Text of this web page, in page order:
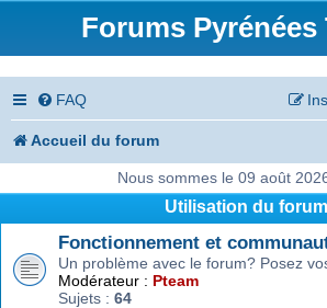
Forums Pyrénées
FAQ
Accueil du forum
Nous sommes le 09 août
Utilisation du forum
Fonctionnement et
Un problème avec le forum? Posez
Modérateur : Pteam
Sujets : 64